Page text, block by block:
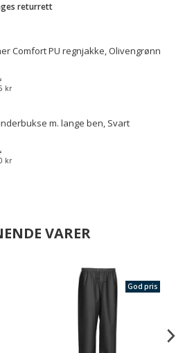
returrett
Comfort PU regnjakke, Olivengrønn
kr
m. lange ben, Svart
kr
VARER
God pris